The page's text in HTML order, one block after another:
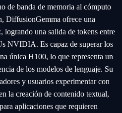
de banda de memoria al cómputo
DiffusionGemma ofrece una
logrando una salida de tokens entre
NVIDIA. Es capaz de superar los
única H100, lo que representa un
de los modelos de lenguaje. Su
y usuarios experimentar con
la creación de contenido textual,
aplicaciones que requieren